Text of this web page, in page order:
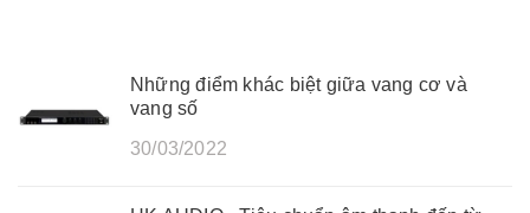
Những điểm khác biệt giữa vang cơ và
vang số
30/03/2022